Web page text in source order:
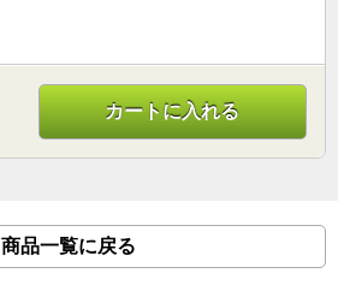
カートに入れる
商品一覧に戻る